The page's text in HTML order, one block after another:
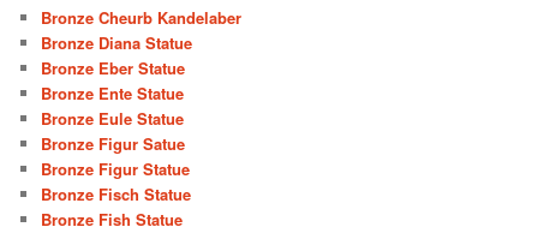
Bronze Cheurb Kandelaber
Bronze Diana Statue
Bronze Eber Statue
Bronze Ente Statue
Bronze Eule Statue
Bronze Figur Satue
Bronze Figur Statue
Bronze Fisch Statue
Bronze Fish Statue